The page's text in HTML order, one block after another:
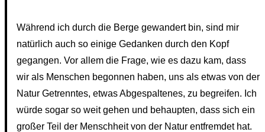
Während ich durch die Berge gewandert bin, sind mir
natürlich auch so einige Gedanken durch den Kopf
gegangen. Vor allem die Frage, wie es dazu kam, dass
wir als Menschen begonnen haben, uns als etwas von der
Natur Getrenntes, etwas Abgespaltenes, zu begreifen. Ich
würde sogar so weit gehen und behaupten, dass sich ein
großer Teil der Menschheit von der Natur entfremdet hat.